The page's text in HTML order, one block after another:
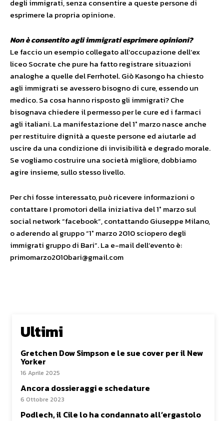
degli immigrati, senza consentire a queste persone di
esprimere la propria opinione.
Non è consentito agli immigrati esprimere opinioni?
Le faccio un esempio collegato all’occupazione dell’ex
liceo Socrate che pure ha fatto registrare situazioni
analoghe a quelle del Ferrhotel. Giò Kasongo ha chiesto
agli immigrati se avessero bisogno di cure, essendo un
medico. Sa cosa hanno risposto gli immigrati? Che
bisognava chiedere il permesso per le cure ed i farmaci
agli italiani. La manifestazione del 1° marzo nasce anche
per restituire dignità a queste persone ed aiutarle ad
uscire da una condizione di invisibilità e degrado morale.
Se vogliamo costruire una società migliore, dobbiamo
agire insieme, sullo stesso livello.
Per chi fosse interessato, può ricevere informazioni o
contattare I promotori della iniziativa del 1° marzo sul
social network “facebook”, contattando Giuseppe Milano,
o aderendo al gruppo “1° marzo 2010 sciopero degli
immigrati gruppo di Bari”. La e-mail dell’evento è:
primomarzo2010bari@gmail.com
Ultimi
Gretchen Dow Simpson e le sue cover per il New
Yorker
16 Aprile 2025
Ancora dossieraggi e schedature
6 Ottobre 2023
Podlech, il Cile lo ha condannato all’ergastolo